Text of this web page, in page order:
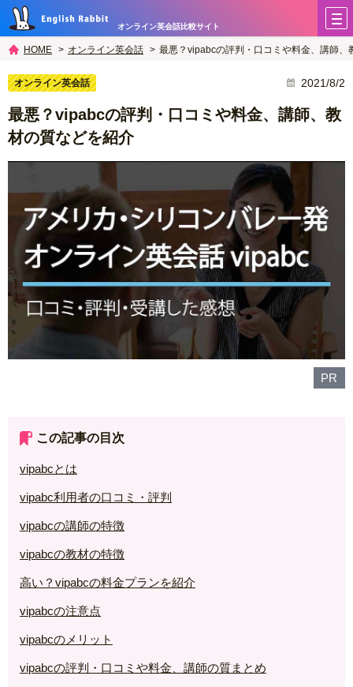
オンライン英会話比較サイト
HOME オンライン英会話 最悪？vipabcの評判・口コミや料金、講師、
オンライン英会話 2021/8/2
最悪？vipabcの評判・口コミや料金、講師、教
材の質などを紹介
PR
この記事の目次
vipabcとは
vipabc利用者の口コミ・評判
vipabcの講師の特徴
vipabcの教材の特徴
高い？vipabcの料金プランを紹介
vipabcの注意点
vipabcのメリット
vipabcの評判・口コミや料金、講師の質まとめ